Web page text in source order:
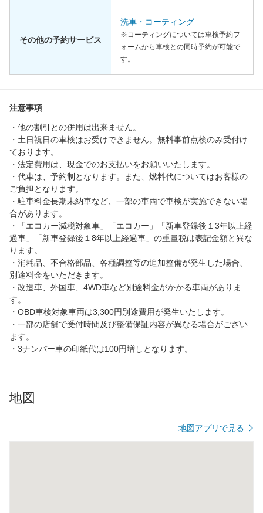
その他の予約サービス
洗車・コーティング
※コーティングについては車検予約フ
ォームから車検との同時予約が可能で
す。
注意事項
・他の割引との併用は出来ません。
・土日祝日の車検はお受けできません。無料事前点検のみ受付け
ております。
・法定費用は、現金でのお支払いをお願いいたします。
・代車は、予約制となります。また、燃料代についてはお客様の
ご負担となります。
・駐車料金長期未納車など、一部の車両で車検が実施できない場
合があります。
・「エコカー減税対象車」「エコカー」「新車登録後１3年以上経
過車」「新車登録後１8年以上経過車」の重量税は表記金額と異な
ります。
・消耗品、不合格部品、各種調整等の追加整備が発生した場合、
別途料金をいただきます。
・改造車、外国車、4WD車など別途料金がかかる車両がありま
す。
・OBD車検対象車両は3,300円別途費用が発生いたします。
・一部の店舗で受付時間及び整備保証内容が異なる場合がござい
ます。
・3ナンバー車の印紙代は100円増しとなります。
地図
地図アプリで見る